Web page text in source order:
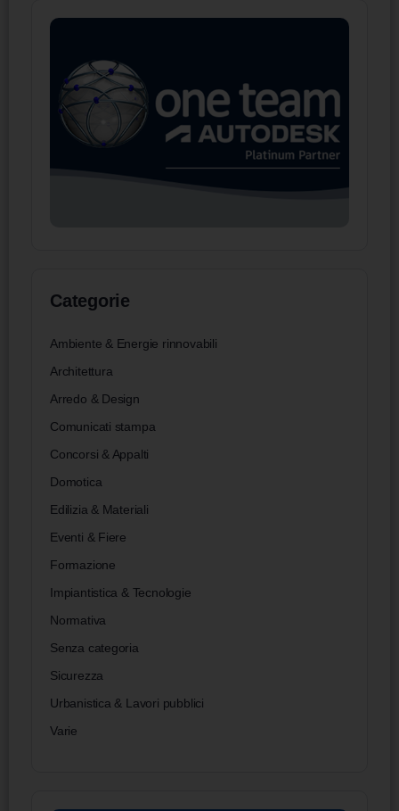
Categorie
Ambiente & Energie rinnovabili
Architettura
Arredo & Design
Comunicati stampa
Concorsi & Appalti
Domotica
Edilizia & Materiali
Eventi & Fiere
Formazione
Impiantistica & Tecnologie
Normativa
Senza categoria
Sicurezza
Urbanistica & Lavori pubblici
Varie